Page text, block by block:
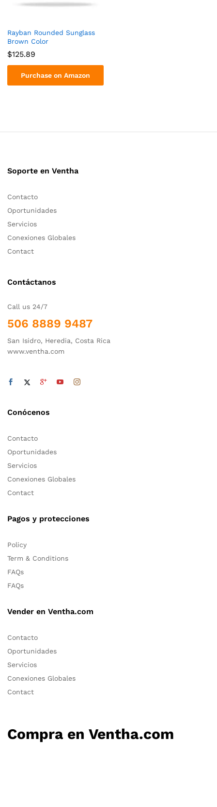
Rayban Rounded Sunglass
Brown Color
$125.89
Purchase on Amazon
Soporte en Ventha
Contacto
Oportunidades
Servicios
Conexiones Globales
Contact
Contáctanos
Call us 24/7
506 8889 9487
San Isidro, Heredia, Costa Rica
www.ventha.com
Conócenos
Contacto
Oportunidades
Servicios
Conexiones Globales
Contact
Pagos y protecciones
Policy
Term & Conditions
FAQs
FAQs
Vender en Ventha.com
Contacto
Oportunidades
Servicios
Conexiones Globales
Contact
Compra en Ventha.com